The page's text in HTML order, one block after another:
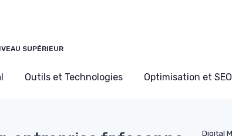
SUPÉRIEUR
Outils et Technologies Optimisation et SEO
Digital